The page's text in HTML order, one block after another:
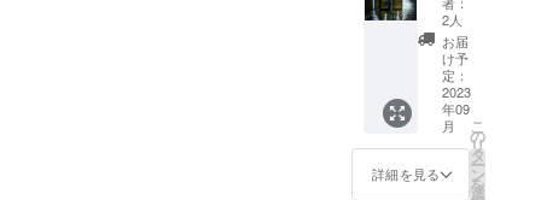
人の髪
の状態
に合わ
せてお
選び頂
けるコ
アミー
トメン
く洗い
上げま
す。 頭
皮環境
を整え
なが
ら、柔
らかく
なめら
＜nicori
シャン
プー＞
カラー
リング
や乾燥
による
髪のダ
メージ
ント
リート
メント
orスパ
トリー
トメン
トサー
ビス
※2023
年9月〜
2人
お届
け予
定：
2023
年09
月
詳細を見る
こ
の
リ
タ
ー
ン
を
選